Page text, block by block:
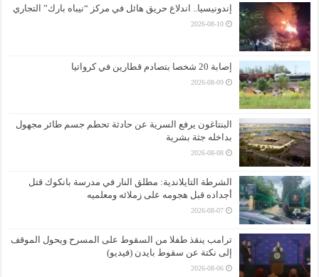
إندونيسيا.. اندلاع حريق هائل في مركز “نيباه بارك” التجاري
2026-08-10
إصابة 20 شخصا بتصادم قطارين في كرواتيا
2026-08-09
البنتاغون يرفع السرية عن حادثة تحطم جسم طائر مجهول
بداخله جثة بشرية
2026-08-08
الشرطة التايلاندية: مطلق النار في مدرسة بانكوك قتل
أجداده قبل هجومه على زملائه ومعلميه
2026-08-07
ترامب ينقذ طفلا من السقوط على المسرح ويحول الموقف
إلى نكتة عن سقوط بايدن (فيديو)
2026-08-06